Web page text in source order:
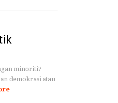
minoriti?
demokrasi atau